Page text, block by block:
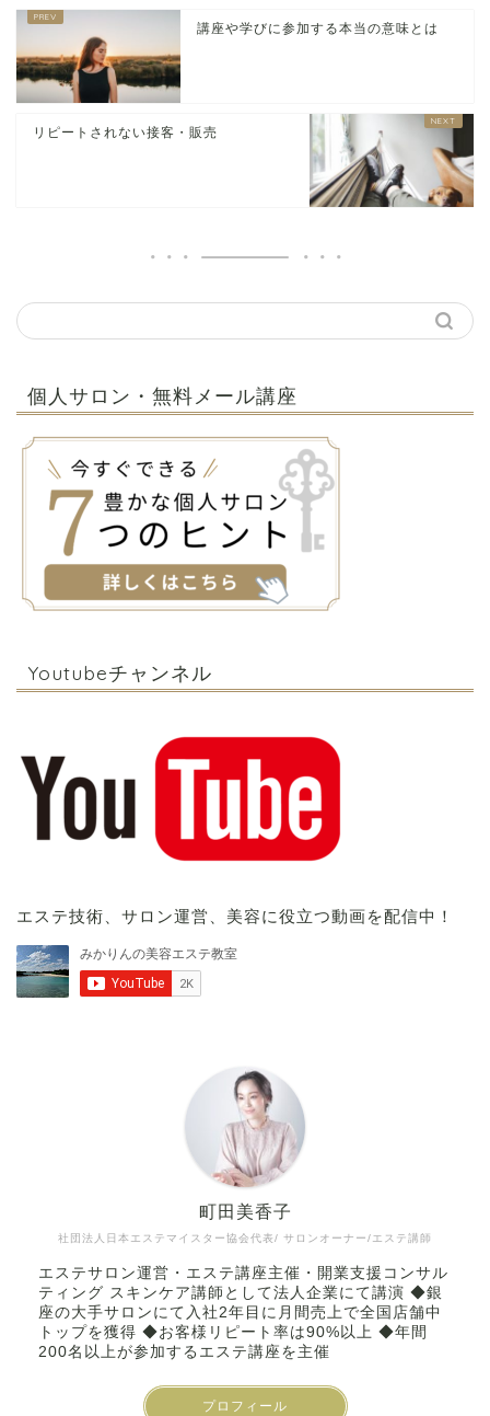
講座や学びに参加する本当の意味とは
リピートされない接客・販売
個人サロン・無料メール講座
Youtubeチャンネル
エステ技術、サロン運営、美容に役立つ動画を配信中！
社団法人日本エステマイスター協会代表/ サロンオーナー/エステ講師
町田美香子
エステサロン運営・エステ講座主催・開業支援コンサル
ティング スキンケア講師として法人企業にて講演 ◆銀
座の大手サロンにて入社2年目に月間売上で全国店舗中
トップを獲得 ◆お客様リピート率は90%以上 ◆年間
200名以上が参加するエステ講座を主催
プロフィール